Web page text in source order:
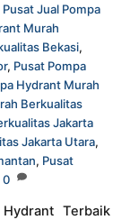
Pusat Jual Pompa
Murah
Bekasi,
, Pusat Pompa
Hydrant Murah
Berkualitas
Jakarta
Jakarta Utara,
, Pusat
0
Terbaik